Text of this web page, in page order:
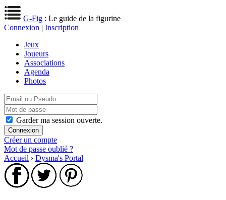
G-Fig : Le guide de la figurine
Connexion | Inscription
Jeux
Joueurs
Associations
Agenda
Photos
Garder ma session ouverte.
Créer un compte
Mot de passe oublié ?
Accueil › Dysma's Portal